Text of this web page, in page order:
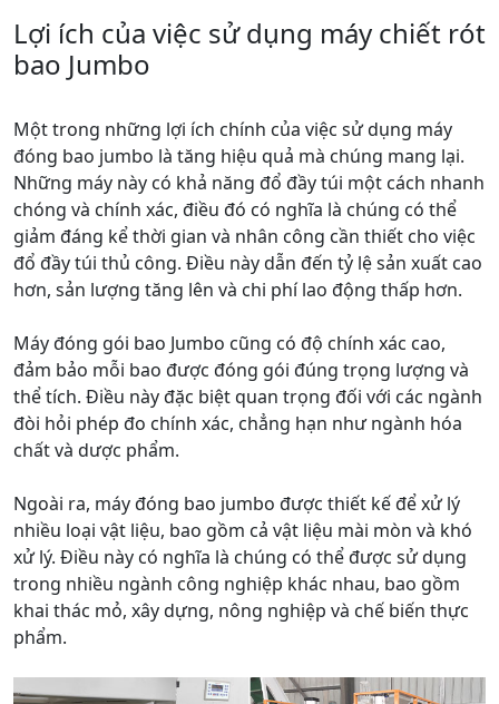
Lợi ích của việc sử dụng máy chiết rót
bao Jumbo
Một trong những lợi ích chính của việc sử dụng máy
đóng bao jumbo là tăng hiệu quả mà chúng mang lại.
Những máy này có khả năng đổ đầy túi một cách nhanh
chóng và chính xác, điều đó có nghĩa là chúng có thể
giảm đáng kể thời gian và nhân công cần thiết cho việc
đổ đầy túi thủ công. Điều này dẫn đến tỷ lệ sản xuất cao
hơn, sản lượng tăng lên và chi phí lao động thấp hơn.
Máy đóng gói bao Jumbo cũng có độ chính xác cao,
đảm bảo mỗi bao được đóng gói đúng trọng lượng và
thể tích. Điều này đặc biệt quan trọng đối với các ngành
đòi hỏi phép đo chính xác, chẳng hạn như ngành hóa
chất và dược phẩm.
Ngoài ra, máy đóng bao jumbo được thiết kế để xử lý
nhiều loại vật liệu, bao gồm cả vật liệu mài mòn và khó
xử lý. Điều này có nghĩa là chúng có thể được sử dụng
trong nhiều ngành công nghiệp khác nhau, bao gồm
khai thác mỏ, xây dựng, nông nghiệp và chế biến thực
phẩm.